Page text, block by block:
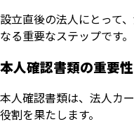
設立直後の法人にとって
なる重要なステップです。
本人確認書類の重要性
本人確認書類は、法人カ
役割を果たします。